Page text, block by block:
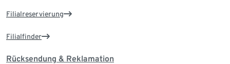
Filialreservierung
Filialfinder
Rücksendung & Reklamation